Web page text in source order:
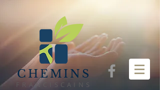
CHEMINS
FRANCISCAINS